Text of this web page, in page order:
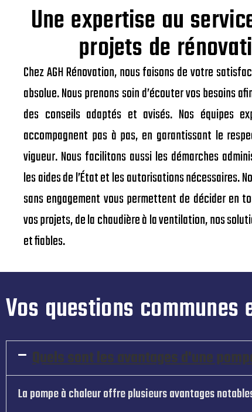
Une expertise au
projets de
Chez AGH Rénovation, nous faisons de votre
absolue. Nous prenons soin d’écouter vos besoins
des conseils adaptés et avisés. Nos équipes
accompagnent pas à pas, en garantissant le
vigueur. Nous facilitons aussi les démarches
les aides de l’État et les autorisations nécessaires.
sans engagement vous permettent de décider en
vos projets, de la chaudière à la ventilation, nos
et fiables.
Vos questions
Quels sont les avantages d'une
La pompe à chaleur offre plusieurs avantages